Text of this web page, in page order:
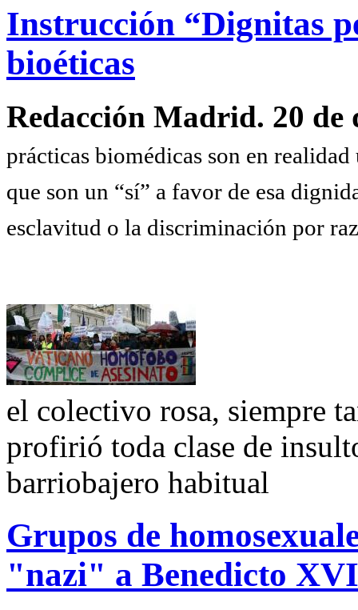
Instrucción “Dignitas
bioéticas
Redacción Madrid. 20
prácticas biomédicas son en
que son un “sí” a favor de esa
esclavitud o la discriminación por
el colectivo rosa, siempre
profirió toda clase de
barriobajero habitual
Grupos de
"nazi" a Benedicto XVI